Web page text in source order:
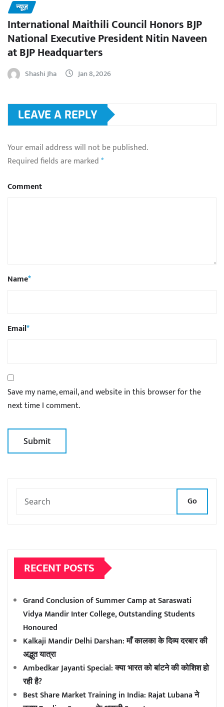
न्यूज़
International Maithili Council Honors BJP
National Executive President Nitin Naveen
at BJP Headquarters
Shashi Jha Jan 8, 2026
LEAVE A REPLY
Your email address will not be published.
Required fields are marked*
Comment
Name*
Email*
Save my name, email, and website in this browser for the
next time I comment.
Go
RECENT POSTS
Grand Conclusion of Summer Camp at Saraswati
Vidya Mandir Inter College, Outstanding Students
Honoured
Kalkaji Mandir Delhi Darshan: माँ कालका के दिव्य दरबार की
अद्भुत यात्रा
Ambedkar Jayanti Special: क्या भारत को बांटने की कोशिश हो
रही है?
Best Share Market Training in India: Rajat Lubana ने